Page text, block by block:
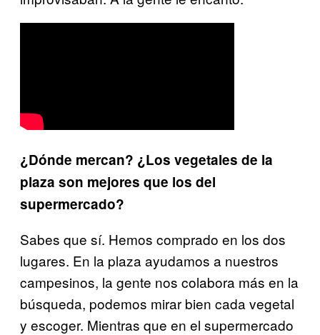
¿Dónde mercan? ¿Los vegetales de la
plaza son mejores que los del
supermercado?
Sabes que sí. Hemos comprado en los dos
lugares. En la plaza ayudamos a nuestros
campesinos, la gente nos colabora más en la
búsqueda, podemos mirar bien cada vegetal
y escoger. Mientras que en el supermercado